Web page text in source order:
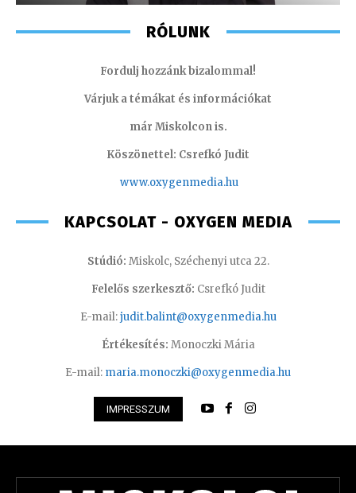
RÓLUNK
Fordulj hozzánk bizalommal!
Várjuk a témákat és információkat
már Miskolcon is.
Köszönettel: Csrefkó Judit
www.oxygenmedia.hu
KAPCSOLAT - OXYGEN MEDIA
Stúdió: Miskolc, Széchenyi utca 22.
Felelős szerkesztő: Csrefkó Judit
E-mail:judit.balint@oxygenmedia.hu
Értékesítés: Monoczki Mária
E-mail: maria.monoczki@oxygenmedia.hu
IMPRESSZUM